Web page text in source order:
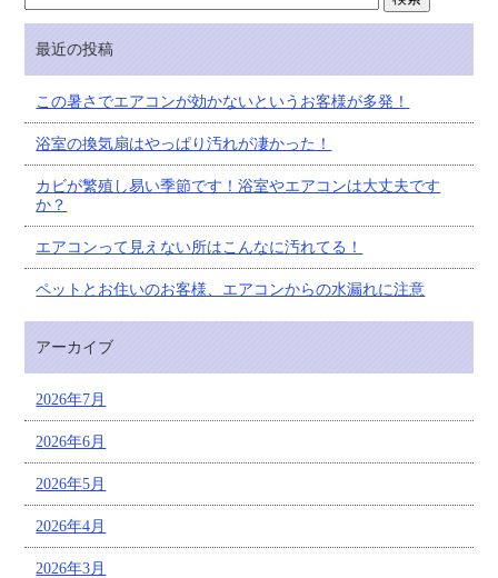
最近の投稿
この暑さでエアコンが効かないというお客様が多発！
浴室の換気扇はやっぱり汚れが凄かった！
カビが繁殖し易い季節です！浴室やエアコンは大丈夫です
か？
エアコンって見えない所はこんなに汚れてる！
ペットとお住いのお客様、エアコンからの水漏れに注意
アーカイブ
2026年7月
2026年6月
2026年5月
2026年4月
2026年3月